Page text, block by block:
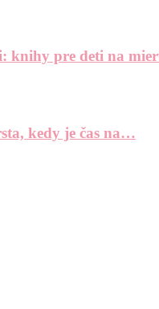
knihy pre deti na
kedy je čas na…